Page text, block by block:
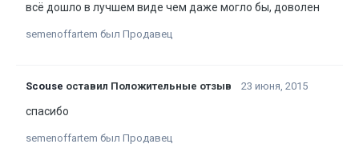
всё дошло в лучшем виде чем даже могло бы, доволен
semenoffartem был Продавец
Scouse оставил Положительные отзыв 23 июня, 2015
спасибо
semenoffartem был Продавец